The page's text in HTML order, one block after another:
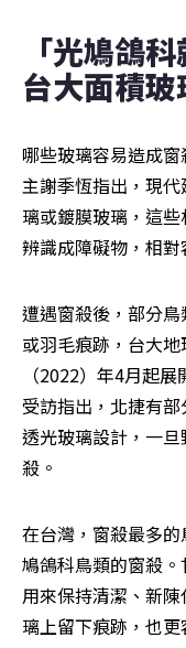
「光鳩鴿
台大面積
哪些玻璃容易造成
主謝季恆指出，現
璃或鍍膜玻璃，這
辨識成障礙物，相對
遭遇窗殺後，部分
或羽毛痕跡，台大
（2022）年4月起
受訪指出，北捷有
透光玻璃設計，一
殺。
在台灣，窗殺最多
鳩鴿科鳥類的窗殺
用來保持清潔、新
璃上留下痕跡，也